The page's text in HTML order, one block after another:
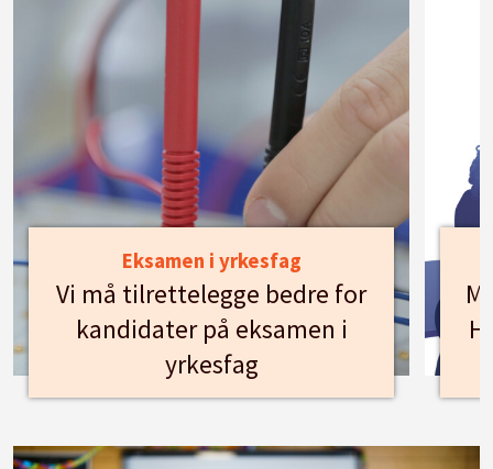
Eksamen i yrkesfag
Vi må tilrettelegge bedre for
kandidater på eksamen i
yrkesfag